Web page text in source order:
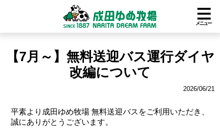
メニュー
【7月～】無料送迎バス運行ダイヤ
改編について
2026/06/21
平素より成田ゆめ牧場 無料送迎バスをご利用いただき、
誠にありがとうございます。